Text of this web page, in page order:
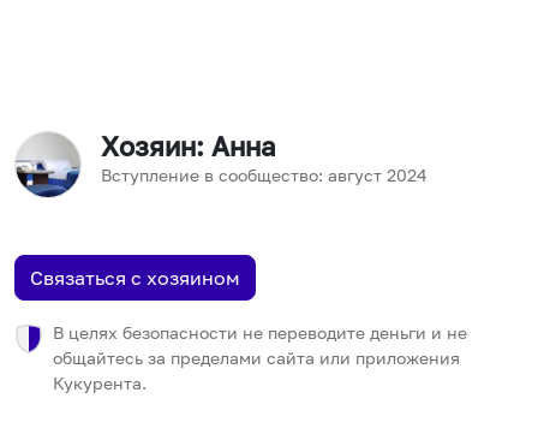
Хозяин: Анна
Вступление в сообщество: август 2024
Связаться с хозяином
В целях безопасности не переводите деньги и не
общайтесь за пределами сайта или приложения
Кукурента.